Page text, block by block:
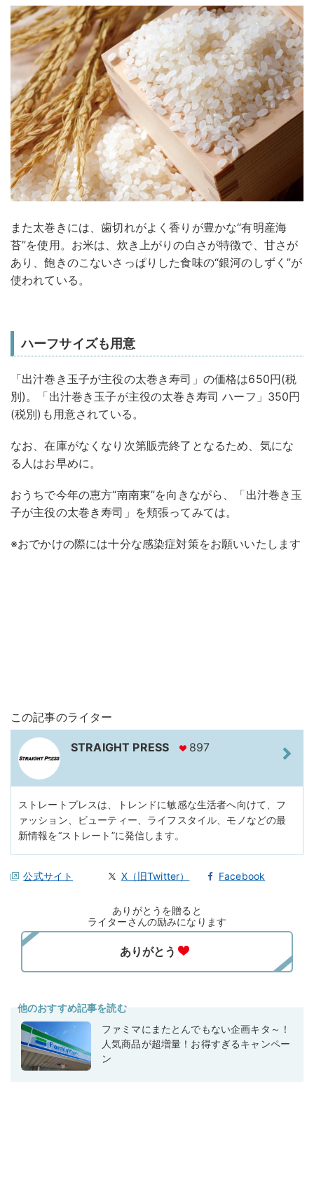
また太巻きには、歯切れがよく香りが豊かな“有明産海
苔”を使用。お米は、炊き上がりの白さが特徴で、甘さが
あり、飽きのこないさっぱりした食味の“銀河のしずく”が
使われている。
ハーフサイズも用意
「出汁巻き玉子が主役の太巻き寿司」の価格は650円(税
別)。「出汁巻き玉子が主役の太巻き寿司 ハーフ」350円
(税別)も用意されている。
なお、在庫がなくなり次第販売終了となるため、気にな
る人はお早めに。
おうちで今年の恵方“南南東”を向きながら、「出汁巻き玉
子が主役の太巻き寿司」を頬張ってみては。
※おでかけの際には十分な感染症対策をお願いいたします
この記事のライター
STRAIGHT PRESS 897
ストレートプレスは、トレンドに敏感な生活者へ向けて、フ
ァッション、ビューティー、ライフスタイル、モノなどの最
新情報を“ストレート”に発信します。
公式サイト X（旧Twitter） Facebook
ありがとうを贈ると
ライターさんの励みになります
他のおすすめ記事を読む
ファミマにまたとんでもない企画キタ～！
人気商品が超増量！お得すぎるキャンペー
ン